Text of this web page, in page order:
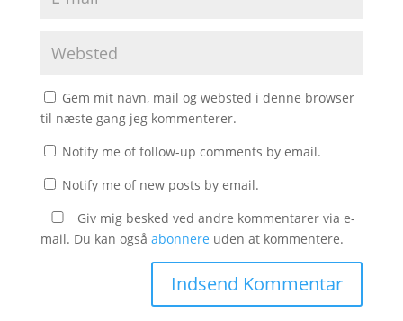
Gem mit navn, mail og websted i denne browser
til næste gang jeg kommenterer.
Notify me of follow-up comments by email.
Notify me of new posts by email.
Giv mig besked ved andre kommentarer via e-
mail. Du kan også abonnere uden at kommentere.